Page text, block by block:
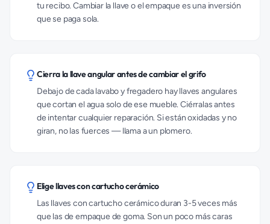
tu recibo. Cambiar la llave o el empaque es una inversión
que se paga sola.
Cierra la llave angular antes de cambiar el grifo
Debajo de cada lavabo y fregadero hay llaves angulares
que cortan el agua solo de ese mueble. Ciérralas antes
de intentar cualquier reparación. Si están oxidadas y no
giran, no las fuerces — llama a un plomero.
Elige llaves con cartucho cerámico
Las llaves con cartucho cerámico duran 3-5 veces más
que las de empaque de goma. Son un poco más caras